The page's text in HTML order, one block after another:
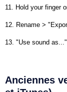
11. Hold your finger
12. Rename >
13. "Use sound
Anciennes